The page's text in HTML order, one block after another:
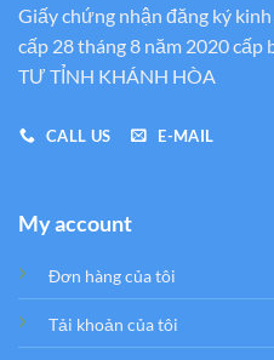
Giấy chứng nhận đăng ký
cấp 28 tháng 8 năm 2020
TƯ TỈNH KHÁNH HÒA
CALL US E-MAIL
My account
Đơn hàng của tôi
Tải khoản của tôi